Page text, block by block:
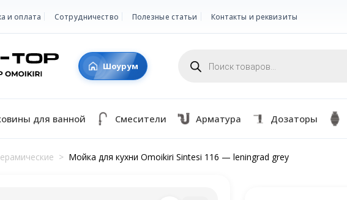
и оплата Сотрудничество Полезные статьи Контакты и реквизиты
Шоурум товаров
для ванной Смесители Арматура Дозаторы
> Мойка для кухни Omoikiri Sintesi 116 — leningrad grey